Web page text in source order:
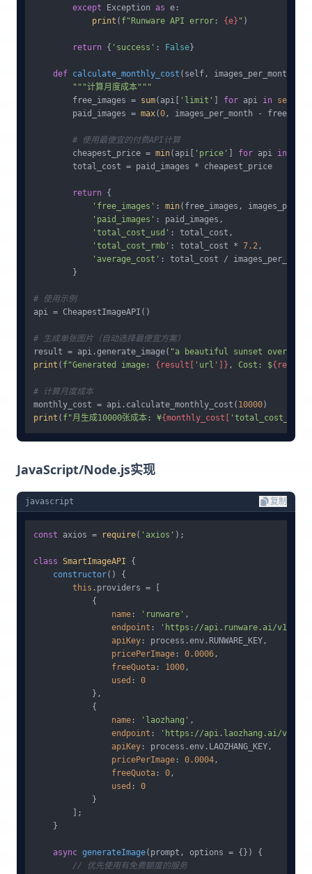
except Exception as e:
print ( f"Runware API error: {e} " )
return { 'success' : False}
def calculate_monthly_cost ( self, images_per_month:
"""计算月度成本"""
        free_images =
sum(api[ 'limit' ] for api in self
        paid_images =
max(0 , images_per_month -
# 使用最便宜的付费API计算
        cheapest_price =
min(api[ 'price' ] for api in
        total_cost = paid_images * cheapest_price
return {
'free_images' : min(free_images,
'paid_images' : paid_images,
'total_cost_usd' : total_cost,
'total_cost_rmb' : total_cost * 7.2 ,
'average_cost' : total_cost /
        }
# 使用示例
api = CheapestImageAPI()
# 生成单张图片（自动选择最便宜方案）
result = api.generate_image( "a beautiful sunset over
print ( f"Generated image: {result[ 'url' ]} , Cost: ${result[
# 计算月度成本
monthly_cost = api.calculate_monthly_cost( 10000
print ( f"月生成10000张成本: ¥{monthly_cost[ 'total_cost_rmb'
JavaScript/Node.js实现
javascript 复制
const axios = require( 'axios' );
class SmartImageAPI {
constructor( ) {
this . providers = [
            {
name : 'runware' ,
endpoint :
'https://api.runware.ai/v1/
apiKey : process.env . RUNWARE_KEY ,
pricePerImage : 0.0006 ,
freeQuota : 1000 ,
used : 0
            },
            {
name : 'laozhang' ,
endpoint :
'https://api.laozhang.ai/v1/
apiKey : process.env . LAOZHANG_KEY ,
pricePerImage : 0.0004 ,
freeQuota : 0 ,
used : 0
            }
        ];
    }
async generateImage( prompt, options = {} ) {
// 优先使用有免费额度的服务